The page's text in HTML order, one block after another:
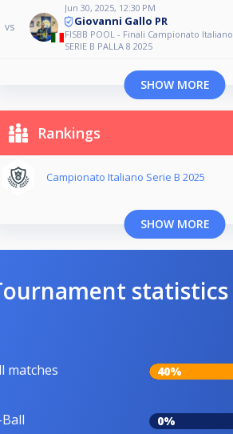
vs
Jun 30, 2025, 12:30 PM
Giovanni Gallo PR
FISBB POOL - Finali Campionato Italiano
SERIE B PALLA 8 2025
SHOW MORE
Rankings
Campionato Italiano Serie B 2025
SHOW MORE
statistics
matches 40%
0%